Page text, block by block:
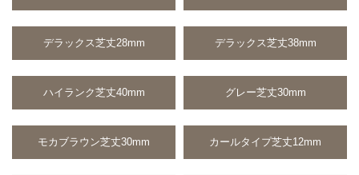
デラックス芝丈28mm デラックス芝丈38mm
ハイランク芝丈40mm グレー芝丈30mm
モカブラウン芝丈30mm カールタイプ芝丈12mm